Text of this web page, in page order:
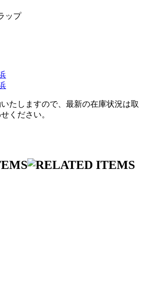
ップ
たしますので、最新の在庫状況は取
ください。